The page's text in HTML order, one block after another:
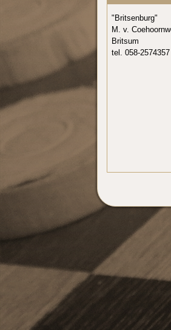
"Britsenburg"
M. v.
Britsum
tel. 058-2574357